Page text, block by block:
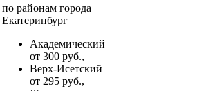
по районам города
Екатеринбург
Академический
от 300 руб.,
Верх-Исетский
от 295 руб.,